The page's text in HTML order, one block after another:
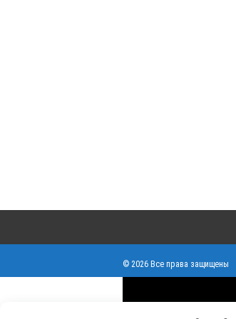
© 2026 Все права защищены